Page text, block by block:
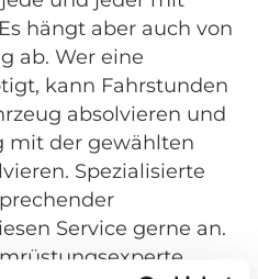
hängt aber auch von
ab. Wer eine
kann Fahrstunden
absolvieren und
mit der gewählten
Spezialisierte
Service gerne an.